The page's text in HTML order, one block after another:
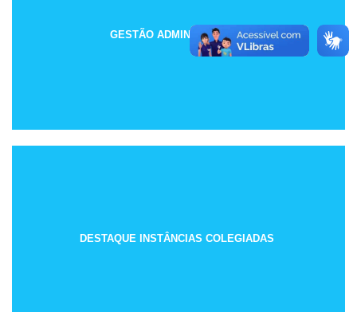
GESTÃO ADMINISTRATIVA
DESTAQUE INSTÂNCIAS COLEGIADAS